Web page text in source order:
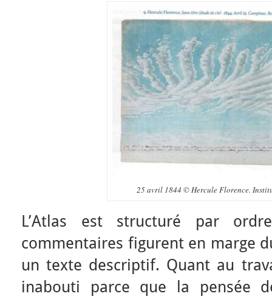
25 avril 1844 © Hercule Florence.
L’Atlas est structuré par
commentaires figurent en marge
un texte descriptif. Quant au
inabouti parce que la pensée